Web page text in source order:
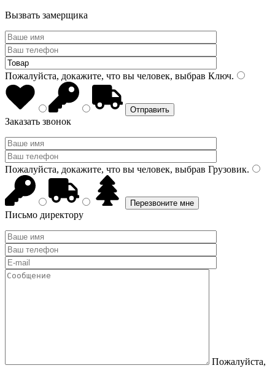
Вызвать замерщика
Пожалуйста, докажите, что вы человек, выбрав Ключ.
Заказать звонок
Пожалуйста, докажите, что вы человек, выбрав Грузовик.
Письмо директору
Пожалуйста,